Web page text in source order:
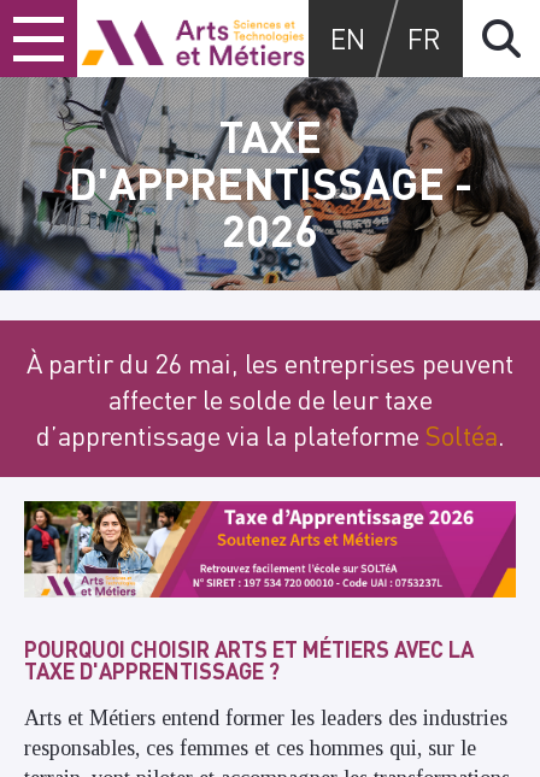
Skip
to
content
Skip
to
main
menu
Skip
to
search
Arts et métiers
EN FR
TAXE
D'APPRENTISSAGE -
2026
À partir du 26 mai, les entreprises peuvent
affecter le solde de leur taxe
d’apprentissage via la plateforme Soltéa.
POURQUOI CHOISIR ARTS ET MÉTIERS AVEC LA
TAXE D'APPRENTISSAGE ?
Arts et Métiers entend former les leaders des industries
responsables, ces femmes et ces hommes qui, sur le